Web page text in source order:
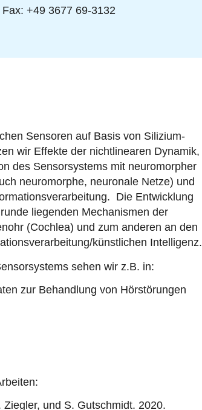
+49 3677 69-3132
Sensoren auf Basis von Silizium-
wir Effekte der nichtlinearen Dynamik,
des Sensorsystems mit neuromorpher
neuromorphe, neuronale Netze) und
Die Entwicklung
liegenden Mechanismen der
(Cochlea) und zum anderen an den
künstlichen Intelligenz.
sehen wir z.B. in:
zur Behandlung von Hörstörungen
und S. Gutschmidt. 2020.